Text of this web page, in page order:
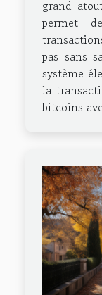
grand
permet
pas sans
système
la
bitcoins